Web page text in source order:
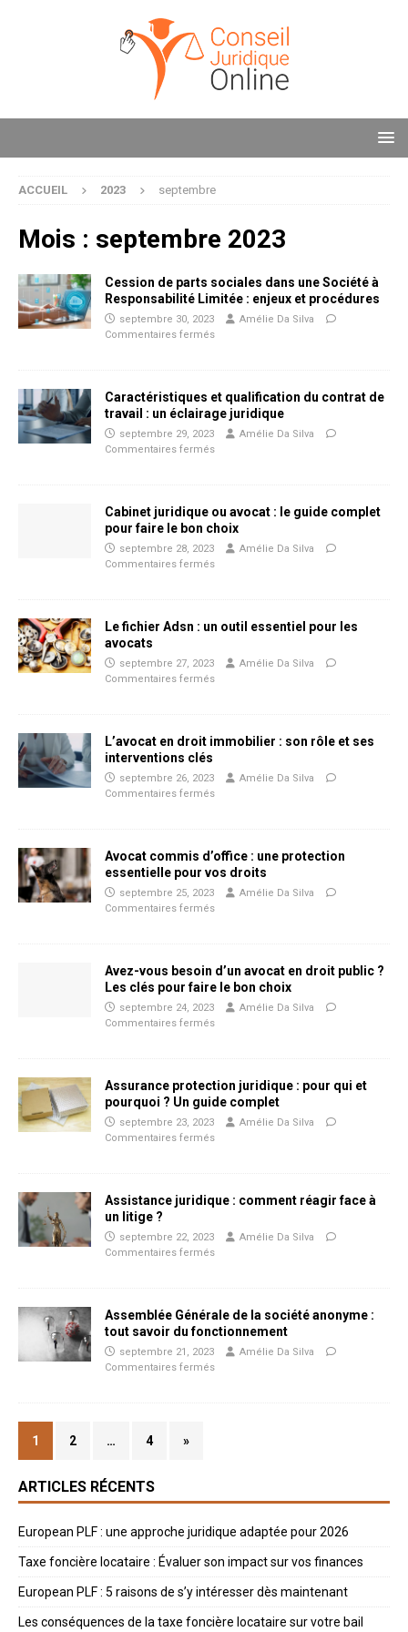
ACCUEIL 2023 septembre
Mois : septembre 2023
Cession de parts sociales dans une Société à
Responsabilité Limitée : enjeux et procédures
septembre 30, 2023
Amélie Da Silva
Commentaires fermés
Caractéristiques et qualification du contrat de
travail : un éclairage juridique
septembre 29, 2023
Amélie Da Silva
Commentaires fermés
Cabinet juridique ou avocat : le guide complet
pour faire le bon choix
septembre 28, 2023
Amélie Da Silva
Commentaires fermés
Le fichier Adsn : un outil essentiel pour les
avocats
septembre 27, 2023
Amélie Da Silva
Commentaires fermés
L’avocat en droit immobilier : son rôle et ses
interventions clés
septembre 26, 2023
Amélie Da Silva
Commentaires fermés
Avocat commis d’office : une protection
essentielle pour vos droits
septembre 25, 2023
Amélie Da Silva
Commentaires fermés
Avez-vous besoin d’un avocat en droit public ?
Les clés pour faire le bon choix
septembre 24, 2023
Amélie Da Silva
Commentaires fermés
Assurance protection juridique : pour qui et
pourquoi ? Un guide complet
septembre 23, 2023
Amélie Da Silva
Commentaires fermés
Assistance juridique : comment réagir face à
un litige ?
septembre 22, 2023
Amélie Da Silva
Commentaires fermés
Assemblée Générale de la société anonyme :
tout savoir du fonctionnement
septembre 21, 2023
Amélie Da Silva
Commentaires fermés
1 2 … 4 »
ARTICLES RÉCENTS
European PLF : une approche juridique adaptée pour 2026
Taxe foncière locataire : Évaluer son impact sur vos finances
European PLF : 5 raisons de s’y intéresser dès maintenant
Les conséquences de la taxe foncière locataire sur votre bail